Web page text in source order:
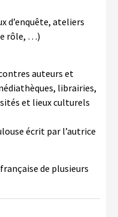
d’enquête, ateliers
rôle, …)
auteurs et
librairies,
et lieux culturels
écrit par l’autrice
de plusieurs